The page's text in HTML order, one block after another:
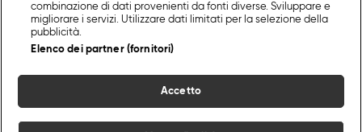
combinazione di dati provenienti da fonti diverse. Sviluppare e
migliorare i servizi. Utilizzare dati limitati per la selezione della
pubblicità.
Elenco dei partner (fornitori)
Accetto